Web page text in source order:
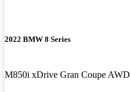
2022 BMW 8 Series
M850i xDrive Gran Coupe AWD